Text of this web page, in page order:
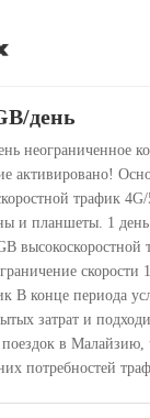
день
неограниченное
активировано!
трафик
и планшеты. 1 день
высокоскоростной
скорости
В конце периода
затрат и
в Малайзию,
потребностей